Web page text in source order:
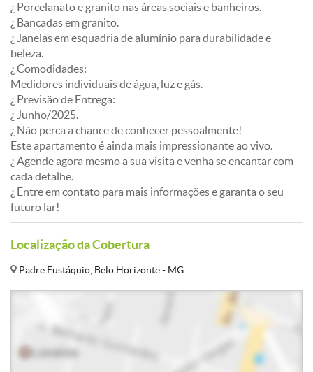
¿ Porcelanato e granito nas áreas sociais e banheiros.
¿ Bancadas em granito.
¿ Janelas em esquadria de alumínio para durabilidade e
beleza.
¿ Comodidades:
Medidores individuais de água, luz e gás.
¿ Previsão de Entrega:
¿ Junho/2025.
¿ Não perca a chance de conhecer pessoalmente!
Este apartamento é ainda mais impressionante ao vivo.
¿ Agende agora mesmo a sua visita e venha se encantar com
cada detalhe.
¿ Entre em contato para mais informações e garanta o seu
futuro lar!
Localização da Cobertura
Padre Eustáquio, Belo Horizonte - MG